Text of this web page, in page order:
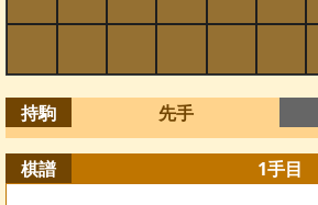
持駒 先手
棋譜 1手目